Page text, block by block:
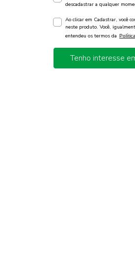
descadastrar a qualquer
Ao clicar em Cadastrar, você
neste produto. Você,
entendeu os termos da
Tenho interesse